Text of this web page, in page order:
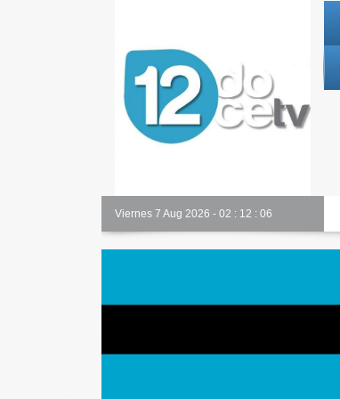
Viernes 7 Aug 2026 - 02 : 12 : 07